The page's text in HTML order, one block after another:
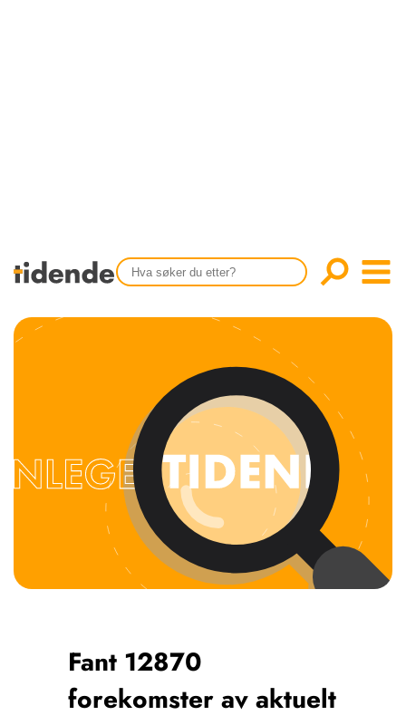
HENVISNINGER
KURSKALENDER
STILLINGER
KJØP & SALG
ANNONSERING
FOR FORFATTERE
KONTAKT
OM OSS
CONTENT IN ENGLISH
Scientific articles
Publication and media
plan
The editorial board
About us
Fant 12870
forekomster av aktuelt